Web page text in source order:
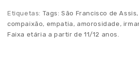
Etiquetas: Tags: São Francisco de Assis,
compaixão, empatia , amorosidade ,
Faixa etária a partir de 11/12 anos.